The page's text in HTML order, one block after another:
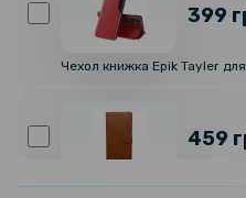
399
Чехол книжка Epik Tayler
459
Чехол - книжка N.BEKUS Leather